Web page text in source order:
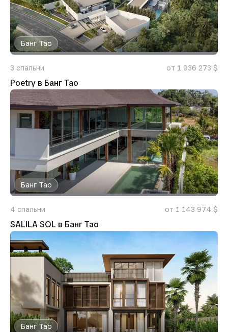
Банг Тао
3 спальни от 1 936 273 $
Poetry в Банг Тао
Банг Тао
4 спальни от 1 143 974 $
SALILA SOL в Банг Тао
Банг Тао